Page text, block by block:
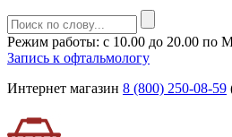
Режим работы: с 10.00 до 20.00 по
Запись к офтальмологу
Интернет магазин 8 (800) 250-08-59